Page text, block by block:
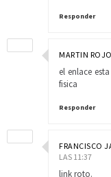
Responder
MARTIN ROJO
el enlace
fisica
Responder
FRANCISCO
LAS 11:37
link roto.